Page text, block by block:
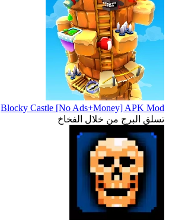
Blocky Castle [No Ads+Money] APK Mod
تسلق البرج من خلال الفخاخ